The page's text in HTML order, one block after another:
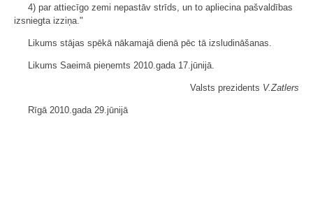
4) par attiecīgo zemi nepastāv strīds, un to apliecina pašvaldības
izsniegta izziņa."
Likums stājas spēkā nākamajā dienā pēc tā izsludināšanas.
Likums Saeimā pieņemts 2010.gada 17.jūnijā.
Valsts prezidents V.Zatlers
Rīgā 2010.gada 29.jūnijā